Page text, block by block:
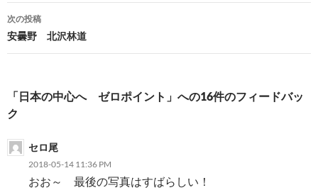
ナ
ビ
ー
シ
ョ
ン
次の投稿
安曇野 北沢林道
「日本の中心へ ゼロポイント」への16件のフィードバッ
ク
セロ尾
2018-05-14 11:36 PM
おお～ 最後の写真はすばらしい！